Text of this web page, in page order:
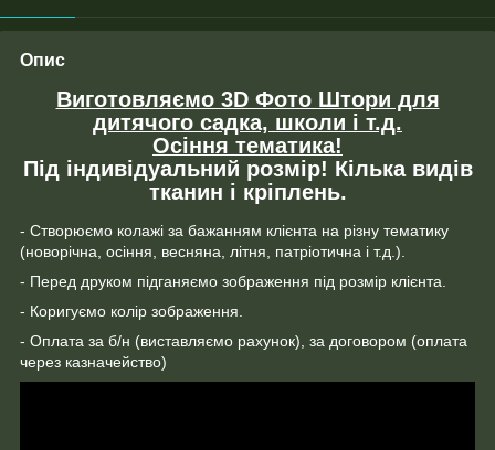
Опис
Виготовляємо 3D Фото Штори для
дитячого садка, школи і т.д.
Осіння тематика!
Під індивідуальний розмір! Кілька видів
тканин і кріплень.
- Створюємо колажі за бажанням клієнта на різну тематику
(новорічна, осіння, весняна, літня, патріотична і т.д.).
- Перед друком підганяємо зображення під розмір клієнта.
- Коригуємо колір зображення.
- Оплата за б/н (виставляємо рахунок), за договором (оплата
через казначейство)